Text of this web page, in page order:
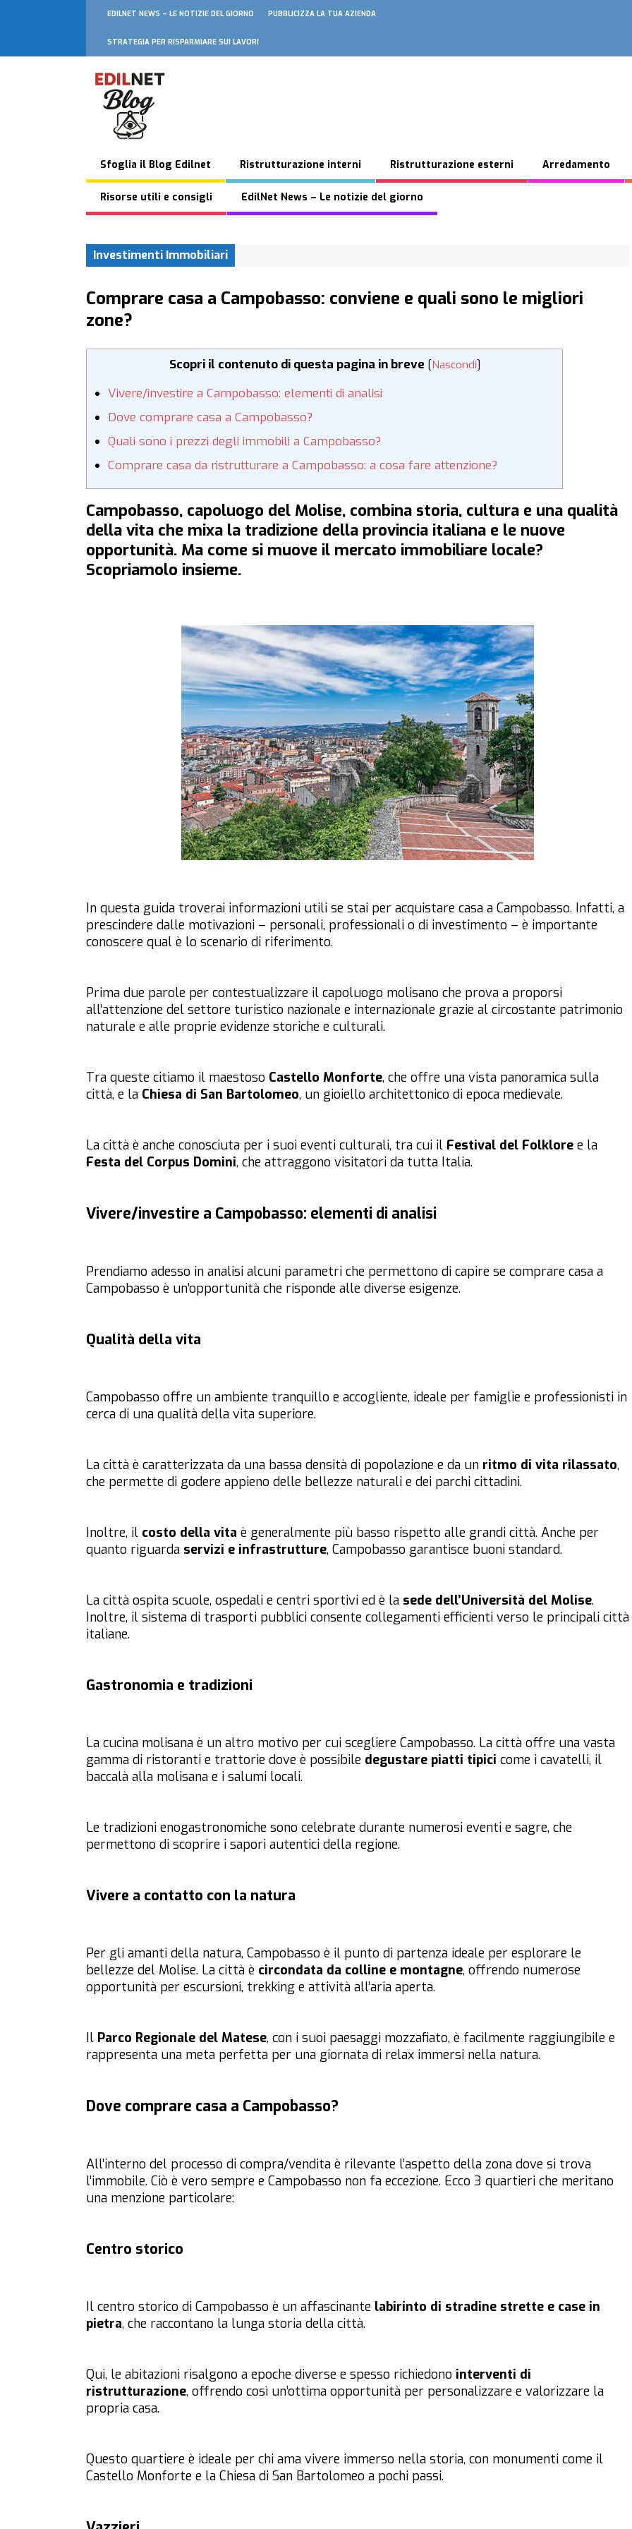
EDILNET NEWS – LE NOTIZIE DEL GIORNO PUBBLICIZZA LA TUA AZIENDA
STRATEGIA PER RISPARMIARE SUI LAVORI
Sfoglia il Blog Edilnet Ristrutturazione interni Ristrutturazione esterni Arredamento
Risorse utili e consigli EdilNet News – Le notizie del giorno
Investimenti Immobiliari
Comprare casa a Campobasso: conviene e quali sono le migliori
zone?
Scopri il contenuto di questa pagina in breve [Nascondi]
Vivere/investire a Campobasso: elementi di analisi
Dove comprare casa a Campobasso?
Quali sono i prezzi degli immobili a Campobasso?
Comprare casa da ristrutturare a Campobasso: a cosa fare attenzione?
Campobasso, capoluogo del Molise, combina storia, cultura e una qualità
della vita che mixa la tradizione della provincia italiana e le nuove
opportunità. Ma come si muove il mercato immobiliare locale?
Scopriamolo insieme.
In questa guida troverai informazioni utili se stai per acquistare casa a Campobasso. Infatti, a
prescindere dalle motivazioni – personali, professionali o di investimento – è importante
conoscere qual è lo scenario di riferimento.
Prima due parole per contestualizzare il capoluogo molisano che prova a proporsi
all’attenzione del settore turistico nazionale e internazionale grazie al circostante patrimonio
naturale e alle proprie evidenze storiche e culturali.
Tra queste citiamo il maestoso Castello Monforte, che offre una vista panoramica sulla
città, e la Chiesa di San Bartolomeo, un gioiello architettonico di epoca medievale.
La città è anche conosciuta per i suoi eventi culturali, tra cui il Festival del Folklore e la
Festa del Corpus Domini, che attraggono visitatori da tutta Italia.
Vivere/investire a Campobasso: elementi di analisi
Prendiamo adesso in analisi alcuni parametri che permettono di capire se comprare casa a
Campobasso è un’opportunità che risponde alle diverse esigenze.
Qualità della vita
Campobasso offre un ambiente tranquillo e accogliente, ideale per famiglie e professionisti in
cerca di una qualità della vita superiore.
La città è caratterizzata da una bassa densità di popolazione e da un ritmo di vita rilassato,
che permette di godere appieno delle bellezze naturali e dei parchi cittadini.
Inoltre, il costo della vita è generalmente più basso rispetto alle grandi città. Anche per
quanto riguarda servizi e infrastrutture, Campobasso garantisce buoni standard.
La città ospita scuole, ospedali e centri sportivi ed è la sede dell’Università del Molise.
Inoltre, il sistema di trasporti pubblici consente collegamenti efficienti verso le principali città
italiane.
Gastronomia e tradizioni
La cucina molisana è un altro motivo per cui scegliere Campobasso. La città offre una vasta
gamma di ristoranti e trattorie dove è possibile degustare piatti tipici come i cavatelli, il
baccalà alla molisana e i salumi locali.
Le tradizioni enogastronomiche sono celebrate durante numerosi eventi e sagre, che
permettono di scoprire i sapori autentici della regione.
Vivere a contatto con la natura
Per gli amanti della natura, Campobasso è il punto di partenza ideale per esplorare le
bellezze del Molise. La città è circondata da colline e montagne, offrendo numerose
opportunità per escursioni, trekking e attività all’aria aperta.
Il Parco Regionale del Matese, con i suoi paesaggi mozzafiato, è facilmente raggiungibile e
rappresenta una meta perfetta per una giornata di relax immersi nella natura.
Dove comprare casa a Campobasso?
All’interno del processo di compra/vendita è rilevante l’aspetto della zona dove si trova
l’immobile. Ciò è vero sempre e Campobasso non fa eccezione. Ecco 3 quartieri che meritano
una menzione particolare:
Centro storico
Il centro storico di Campobasso è un affascinante labirinto di stradine strette e case in
pietra, che raccontano la lunga storia della città.
Qui, le abitazioni risalgono a epoche diverse e spesso richiedono interventi di
ristrutturazione, offrendo così un’ottima opportunità per personalizzare e valorizzare la
propria casa.
Questo quartiere è ideale per chi ama vivere immerso nella storia, con monumenti come il
Castello Monforte e la Chiesa di San Bartolomeo a pochi passi.